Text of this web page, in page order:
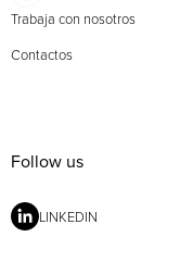
Trabaja con nosotros
Contactos
Follow us
LINKEDIN